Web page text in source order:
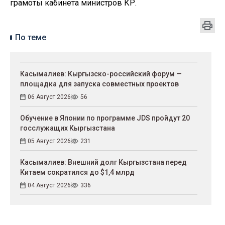
грамоты кабинета министров КР.
По теме
Касымалиев: Кыргызско-российский форум —
площадка для запуска совместных проектов
06 Август 2026 56
Обучение в Японии по программе JDS пройдут 20
госслужащих Кыргызстана
05 Август 2026 231
Касымалиев: Внешний долг Кыргызстана перед
Китаем сократился до $1,4 млрд
04 Август 2026 336